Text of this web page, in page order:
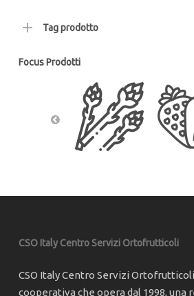
Tag prodotto
Focus Prodotti
CSO Italy Centro Servizi Ortofrutticoli
CSO Italy Centro Servizi
cooperativa che opera dal 1998, una